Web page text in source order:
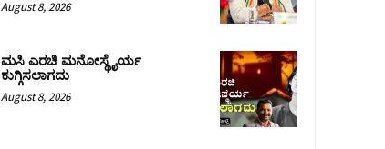
August 8, 2026
ಮಸಿ ಎರಚಿ ಮನೋಸ್ಥೈರ್ಯ
ಕುಗ್ಗಿಸಲಾಗದು
August 8, 2026